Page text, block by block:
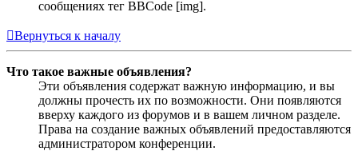
сообщениях тег BBCode [img].
Вернуться к началу
Что такое важные объявления?
Эти объявления содержат важную информацию, и вы
должны прочесть их по возможности. Они появляются
вверху каждого из форумов и в вашем личном разделе.
Права на создание важных объявлений предоставляются
администратором конференции.